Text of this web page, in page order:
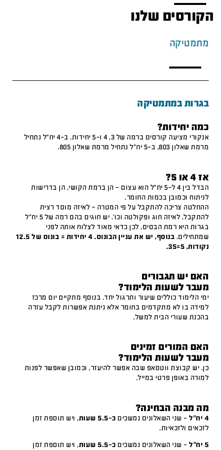
הקורסים שלנו
מתמטיקה
בגרות במתמטיקה
כמה יחידות?
אנקורי מציעה קורסים ברמה של 3, 4 ו-5 יחידות. ב-4 יח"ל נתחיל
מרמת שאלון 803, ב-5 יח"ל נתחיל מרמת שאלון 805.
אז 4 או 5?
הבדל בין 4 ל-5 יח"ל הוא עצום – הן ברמת הקושי, הן בדרישות
לניתוח וכמובן בכמות החומר.
ההחלטה צריכה להתקבל על פי המטרה – לאיזה מוסד רצית
להתקבל, לאיזה חוג ופקולטה וכו'. יש חוגים בהם רמה של 5 יח"ל
בגרות היא רמת הבסיס, לכן כדאי מאוד לצלוח אותה לפני
שמתחילים.
בנוסף, יש את עניין הבונוס. 4 יחידות = בונוס של 12.5
נקודות, 5=35.
האם יש תגבורים
מעבר לשעות הלימוד?
ימי הלימוד כוללים שיעור ותרגול יחד. בנוסף מתקיים יום מרכז
למידה בו לא מתקדמים בחומר אלא ניתנת אפשרות לקבל עזרה
בהכנת שעורי הבית למשל.
האם המורים זמינים
מעבר לשעות הלימוד?
כן. יש קבוצת ווטסאפ שבה אפשר להיעזר, וכמובן שאפשר לפנות
למורה באופן פרטי במייל.
מה מבנה הבחינה?
4 יח"ל – שני השאלונים נמשכים כ-5.5 שעות
, ויש תוספת זמן
לזכאים ולזכאיות.
5 יח"ל – שני השאלונים נמשכים כ-5.5 שעות
, ויש תוספת זמן